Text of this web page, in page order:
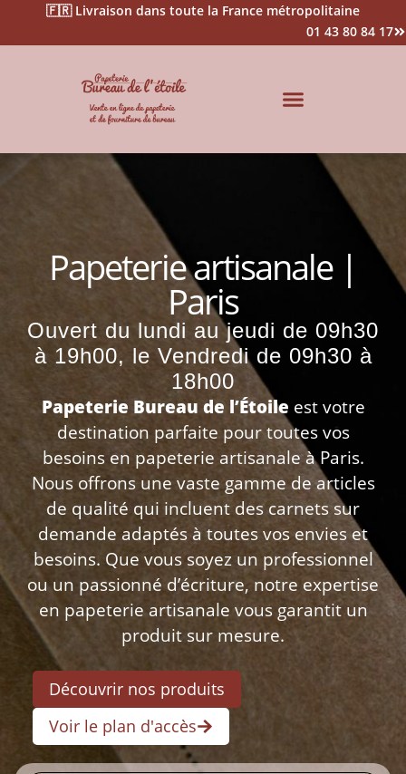
🇫🇷 Livraison dans toute la France métropolitaine
01 43 80 84 17
Papeterie artisanale |
Paris
Ouvert du lundi au jeudi de 09h30
à 19h00, le Vendredi de 09h30 à
18h00
Papeterie Bureau de l’Étoile est votre
destination parfaite pour toutes vos
besoins en papeterie artisanale à Paris.
Nous offrons une vaste gamme de articles
de qualité qui incluent des carnets sur
demande adaptés à toutes vos envies et
besoins. Que vous soyez un professionnel
ou un passionné d’écriture, notre expertise
en papeterie artisanale vous garantit un
produit sur mesure.
Découvrir nos produits
Voir le plan d'accès